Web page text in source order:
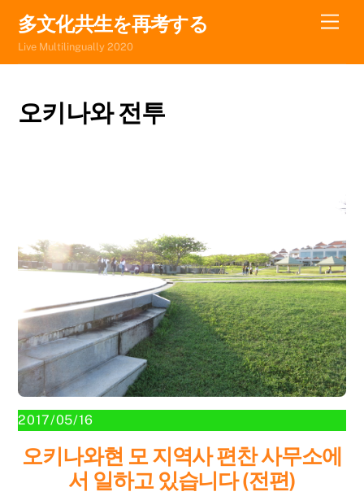
content
多文化共生を再考する
Live Multilingually 2020
오키나와 전투
2017/05/16
오키나와현 모 지역사 편찬 사무소에
서 일하고 있습니다 (전편)